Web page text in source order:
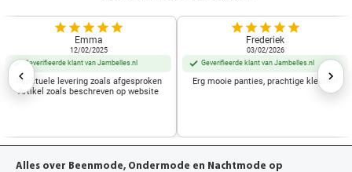
Emma
12/02/2025
Geverifieerde klant van Jambelles.nl
Punctuele levering zoals afgesproken
Artikel zoals beschreven op website
Frederiek
03/02/2026
Geverifieerde klant van Jambelles.nl
Erg mooie panties, prachtige kleuren!
Alles over Beenmode, Ondermode en Nachtmode op